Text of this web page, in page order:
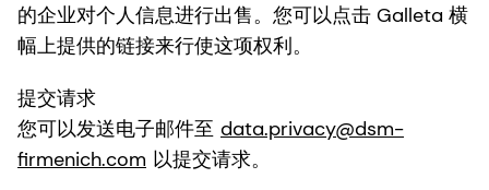
的企业对个人信息进行出售。您可以点击 Galleta 横
幅上提供的链接来行使这项权利。
提交请求
您可以发送电子邮件至 data.privacy@dsm-
firmenich.com 以提交请求。